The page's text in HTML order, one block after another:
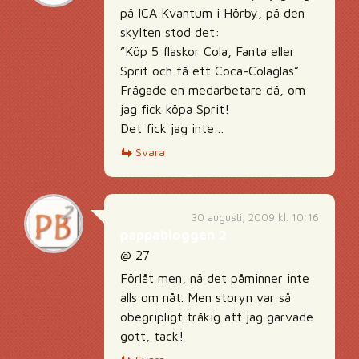
på ICA Kvantum i Hörby, på den
skylten stod det:
”Köp 5 flaskor Cola, Fanta eller
Sprit och få ett Coca-Colaglas”
Frågade en medarbetare då, om
jag fick köpa Sprit!
Det fick jag inte…
Svara
30 augusti, 2009 kl. 10:16
@ 27
Förlåt men, nä det påminner inte
alls om nåt. Men storyn var så
obegripligt tråkig att jag garvade
gott, tack!